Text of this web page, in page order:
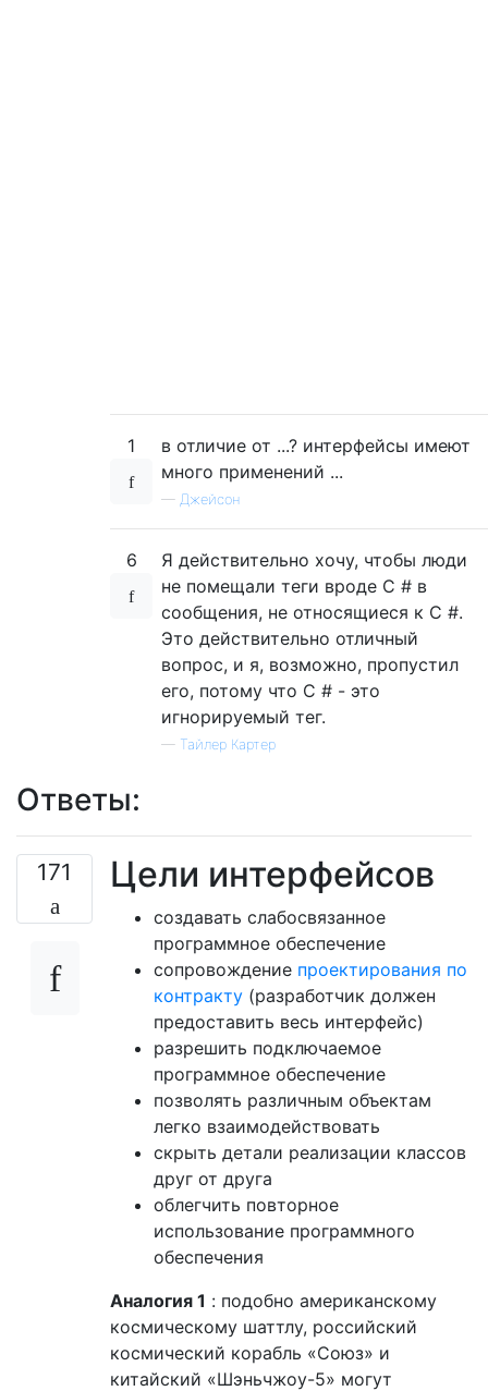
1
в отличие от ...? интерфейсы имеют
много применений ...
— Джейсон
6
Я действительно хочу, чтобы люди
не помещали теги вроде C # в
сообщения, не относящиеся к C #.
Это действительно отличный
вопрос, и я, возможно, пропустил
его, потому что C # - это
игнорируемый тег.
— Тайлер Картер
Ответы:
171 Цели интерфейсов
создавать слабосвязанное
программное обеспечение
сопровождение проектирования по
контракту (разработчик должен
предоставить весь интерфейс)
разрешить подключаемое
программное обеспечение
позволять различным объектам
легко взаимодействовать
скрыть детали реализации классов
друг от друга
облегчить повторное
использование программного
обеспечения
Аналогия 1 : подобно американскому
космическому шаттлу, российский
космический корабль «Союз» и
китайский «Шэньчжоу-5» могут